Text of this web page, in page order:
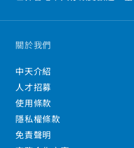
關於我們
中天介紹
人才招募
使用條款
隱私權條款
免責聲明